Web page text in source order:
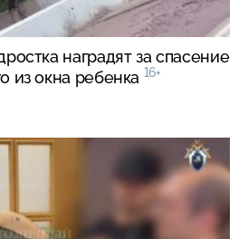
наградят за спасение
из окна ребенка 16+